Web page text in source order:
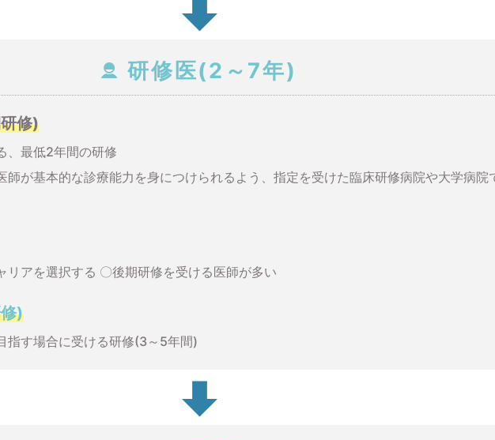
研修医(2～7年)
修)
、最低2年間の研修
師が基本的な診療能力を身につけられるよう、指定を受けた臨床研修病院や大学病院
リアを選択する 〇後期研修を受ける医師が多い
)
指す場合に受ける研修(3～5年間)